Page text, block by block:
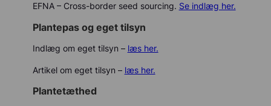
EFNA – Cross-border seed sourcing. Se indlæg her.
Plantepas og eget tilsyn
Indlæg om eget tilsyn – læs her.
Artikel om eget tilsyn – læs her.
Plantetæthed